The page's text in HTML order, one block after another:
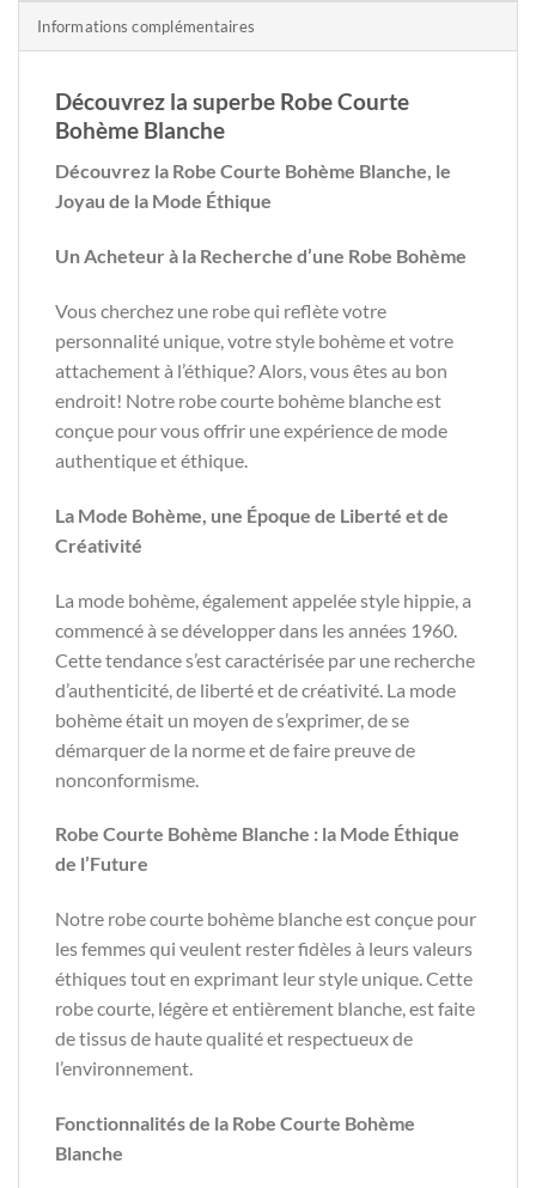
Informations complémentaires
Découvrez la superbe Robe Courte
Bohème Blanche
Découvrez la Robe Courte Bohème Blanche, le
Joyau de la Mode Éthique
Un Acheteur à la Recherche d’une Robe Bohème
Vous cherchez une robe qui reflète votre
personnalité unique, votre style bohème et votre
attachement à l’éthique? Alors, vous êtes au bon
endroit! Notre robe courte bohème blanche est
conçue pour vous offrir une expérience de mode
authentique et éthique.
La Mode Bohème, une Époque de Liberté et de
Créativité
La mode bohème, également appelée style hippie, a
commencé à se développer dans les années 1960.
Cette tendance s’est caractérisée par une recherche
d’authenticité, de liberté et de créativité. La mode
bohème était un moyen de s’exprimer, de se
démarquer de la norme et de faire preuve de
nonconformisme.
Robe Courte Bohème Blanche : la Mode Éthique
de l’Future
Notre robe courte bohème blanche est conçue pour
les femmes qui veulent rester fidèles à leurs valeurs
éthiques tout en exprimant leur style unique. Cette
robe courte, légère et entièrement blanche, est faite
de tissus de haute qualité et respectueux de
l’environnement.
Fonctionnalités de la Robe Courte Bohème
Blanche